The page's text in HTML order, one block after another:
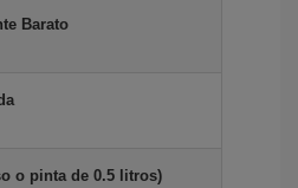
Barato
o pinta de 0.5 litros)